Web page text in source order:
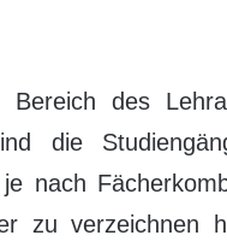
des
die
nach
zu verzeichnen